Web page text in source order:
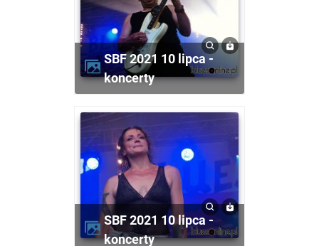
SBF 2021 10 lipca -
koncerty
SBF 2021 10 lipca -
koncerty